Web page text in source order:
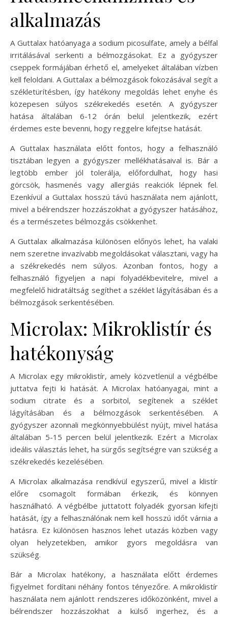
alkalmazás
A Guttalax hatóanyaga a sodium picosulfate, amely a bélfal
irritálásával serkenti a bélmozgásokat. Ez a gyógyszer
cseppek formájában érhető el, amelyeket általában vízben
kell feloldani. A Guttalax a bélmozgások fokozásával segít a
székletürítésben, így hatékony megoldás lehet enyhe és
közepesen súlyos székrekedés esetén. A gyógyszer
hatása általában 6-12 órán belül jelentkezik, ezért
érdemes este bevenni, hogy reggelre kifejtse hatását.
A Guttalax használata előtt fontos, hogy a felhasználó
tisztában legyen a gyógyszer mellékhatásaival is. Bár a
legtöbb ember jól tolerálja, előfordulhat, hogy hasi
görcsök, hasmenés vagy allergiás reakciók lépnek fel.
Ezenkívül a Guttalax hosszú távú használata nem ajánlott,
mivel a bélrendszer hozzászokhat a gyógyszer hatásához,
és a természetes bélmozgás csökkenhet.
A Guttalax alkalmazása különösen előnyös lehet, ha valaki
nem szeretne invazívabb megoldásokat választani, vagy ha
a székrekedés nem súlyos. Azonban fontos, hogy a
felhasználó figyeljen a napi folyadékbevitelre, mivel a
megfelelő hidratáltság segíthet a széklet lágyításában és a
bélmozgások serkentésében.
Microlax: Mikroklistír és
hatékonyság
A Microlax egy mikroklistír, amely közvetlenül a végbélbe
juttatva fejti ki hatását. A Microlax hatóanyagai, mint a
sodium citrate és a sorbitol, segítenek a széklet
lágyításában és a bélmozgások serkentésében. A
gyógyszer azonnali megkönnyebbülést nyújt, mivel hatása
általában 5-15 percen belül jelentkezik. Ezért a Microlax
ideális választás lehet, ha sürgős segítségre van szükség a
székrekedés kezelésében.
A Microlax alkalmazása rendkívül egyszerű, mivel a klistír
előre csomagolt formában érkezik, és könnyen
használható. A végbélbe juttatott folyadék gyorsan kifejti
hatását, így a felhasználónak nem kell hosszú időt várnia a
hatásra. Ez különösen hasznos lehet utazás közben vagy
olyan helyzetekben, amikor gyors megoldásra van
szükség.
Bár a Microlax hatékony, a használata előtt érdemes
figyelmet fordítani néhány fontos tényezőre. A mikroklistír
használata nem ajánlott rendszeres időközönként, mivel a
bélrendszer hozzászokhat a külső ingerhez, és a